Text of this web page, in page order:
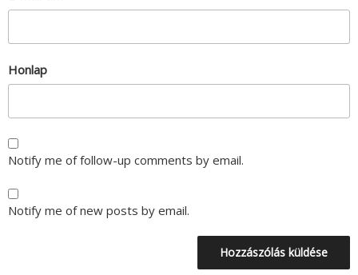
Honlap
Notify me of follow-up comments by email.
Notify me of new posts by email.